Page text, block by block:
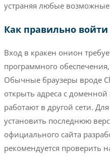
устраняя любые
Как правильно
Вход в кракен онион
программного
Обычные браузеры вроде
открыть адреса с
работают в другой сети.
установить последнюю
официального сайта
рекомендуется проверить